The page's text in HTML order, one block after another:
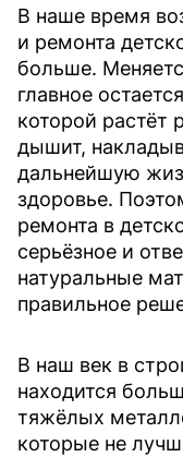
В наше время
и ремонта
больше.
главное
которой растёт
дышит,
дальнейшую
здоровье.
ремонта в
серьёзное и
натуральные
правильное
В наш век в
находится
тяжёлых
которые не